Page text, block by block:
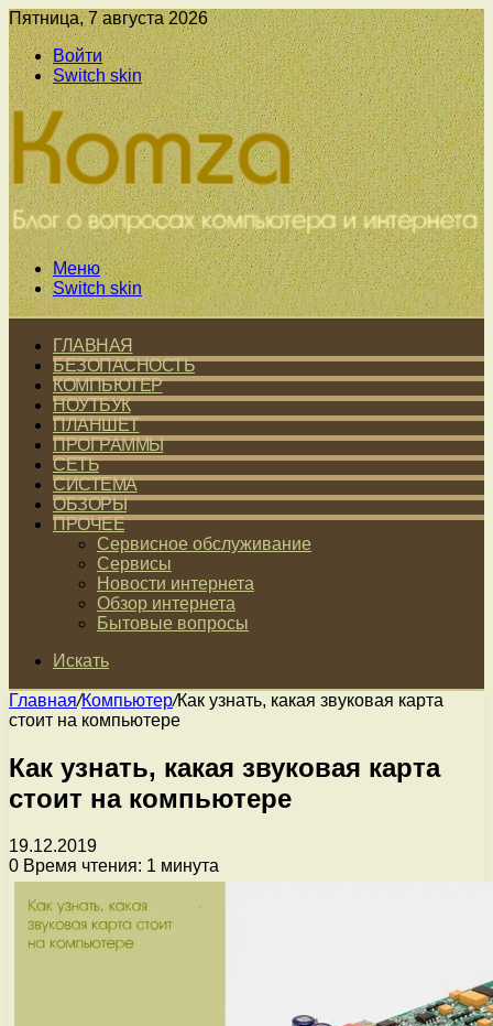
Пятница, 7 августа 2026
Войти
Switch skin
Меню
Switch skin
ГЛАВНАЯ
БЕЗОПАСНОСТЬ
КОМПЬЮТЕР
НОУТБУК
ПЛАНШЕТ
ПРОГРАММЫ
СЕТЬ
СИСТЕМА
ОБЗОРЫ
ПРОЧЕЕ
Сервисное обслуживание
Сервисы
Новости интернета
Обзор интернета
Бытовые вопросы
Искать
Главная/Компьютер/Как узнать, какая звуковая карта
стоит на компьютере
Как узнать, какая звуковая карта
стоит на компьютере
19.12.2019
0 Время чтения: 1 минута